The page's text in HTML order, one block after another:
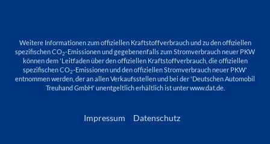
Weitere Informationen zum offiziellen Kraftstoffverbrauch und zu den offiziellen
spezifischen CO2-Emissionen und gegebenenfalls zum Stromverbrauch neuer PKW
können dem 'Leitfaden über den offiziellen Kraftstoffverbrauch, die offiziellen
spezifischen CO2-Emissionen und den offiziellen Stromverbrauch neuer PKW'
entnommen werden, der an allen Verkaufsstellen und bei der 'Deutschen Automobil
Treuhand GmbH' unentgeltlich erhältlich ist unter www.dat.de.
Impressum Datenschutz